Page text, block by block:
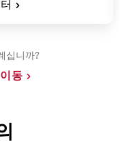
십니까?
동